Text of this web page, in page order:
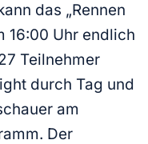
das „Rennen
16:00 Uhr endlich
Teilnehmer
durch Tag und
am
Der